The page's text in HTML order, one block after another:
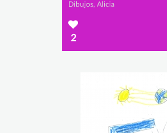
Dibujos, Alicia
2